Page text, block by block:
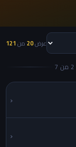
عرض20 من121
‹
‹